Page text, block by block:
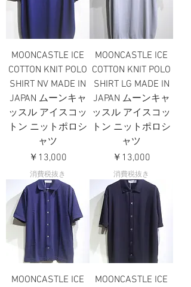
MOONCASTLE ICE
COTTON KNIT POLO
SHIRT NV MADE IN
JAPAN ムーンキャ
ッスル アイスコッ
トン ニットポロシ
ャツ
価格
￥13,000
消費税抜き
MOONCASTLE ICE
COTTON KNIT POLO
SHIRT LG MADE IN
JAPAN ムーンキャ
ッスル アイスコッ
トン ニットポロシ
ャツ
価格
￥13,000
消費税抜き
MOONCASTLE ICE
MOONCASTLE ICE